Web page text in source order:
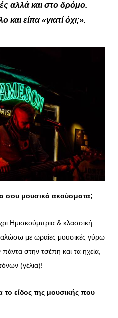
αλλά και στο δρόμο.
και είπα «γιατί όχι;».
σου μουσικά ακούσματα;
Ημισκούμπρια & κλασσική
με ωραίες μουσικές γύρω
στην τσέπη και τα ηχεία,
(γέλια)!
το είδος της μουσικής που